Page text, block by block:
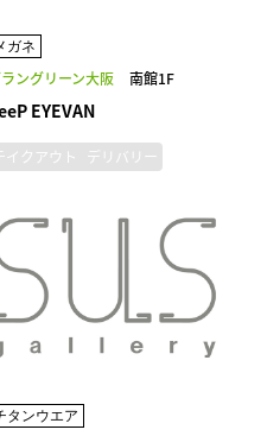
ガネ
ングリーン大阪 南館1F
EYEVAN
イクアウト デリバリー
タンウエア